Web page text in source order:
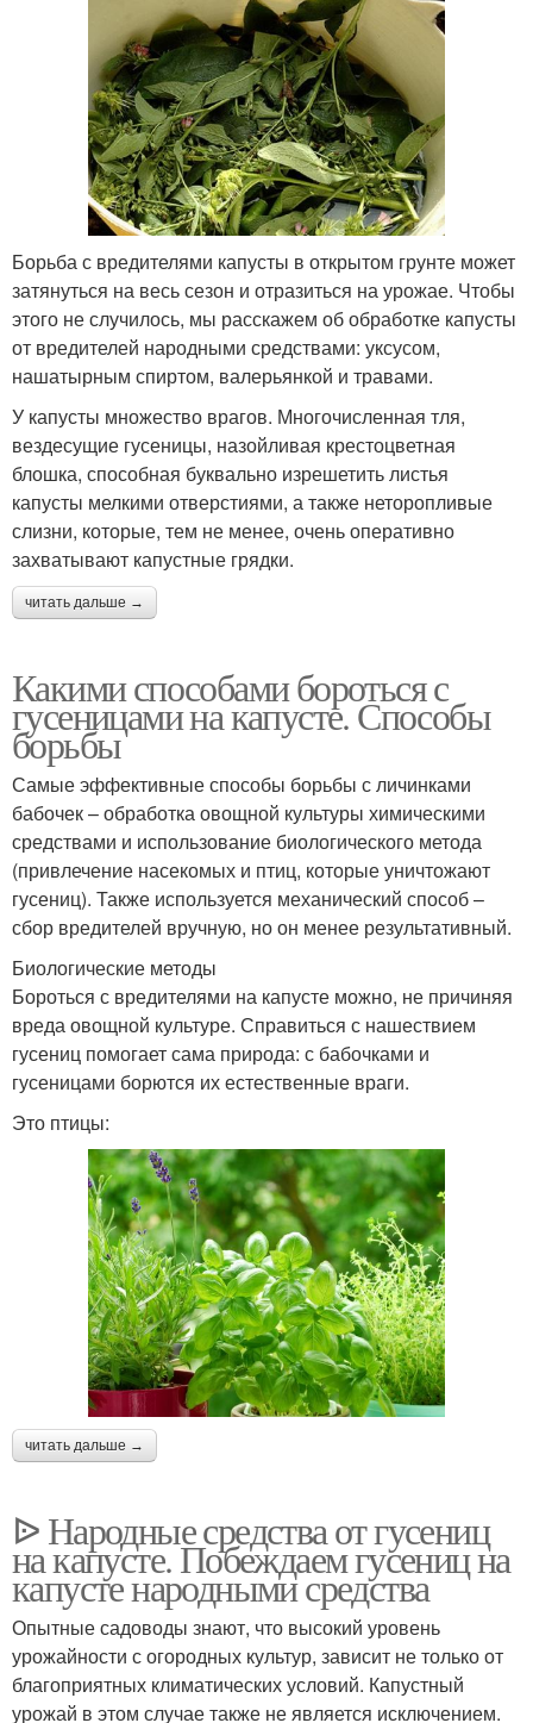
Борьба с вредителями капусты в открытом грунте может
затянуться на весь сезон и отразиться на урожае. Чтобы
этого не случилось, мы расскажем об обработке капусты
от вредителей народными средствами: уксусом,
нашатырным спиртом, валерьянкой и травами.
У капусты множество врагов. Многочисленная тля,
вездесущие гусеницы, назойливая крестоцветная
блошка, способная буквально изрешетить листья
капусты мелкими отверстиями, а также неторопливые
слизни, которые, тем не менее, очень оперативно
захватывают капустные грядки.
читать дальше →
Какими способами бороться с
гусеницами на капусте. Способы
борьбы
Самые эффективные способы борьбы с личинками
бабочек – обработка овощной культуры химическими
средствами и использование биологического метода
(привлечение насекомых и птиц, которые уничтожают
гусениц). Также используется механический способ –
сбор вредителей вручную, но он менее результативный.
Биологические методы
Бороться с вредителями на капусте можно, не причиняя
вреда овощной культуре. Справиться с нашествием
гусениц помогает сама природа: с бабочками и
гусеницами борются их естественные враги.
Это птицы:
читать дальше →
ᐉ Народные средства от гусениц
на капусте. Побеждаем гусениц на
капусте народными средства
Опытные садоводы знают, что высокий уровень
урожайности с огородных культур, зависит не только от
благоприятных климатических условий. Капустный
урожай в этом случае также не является исключением.